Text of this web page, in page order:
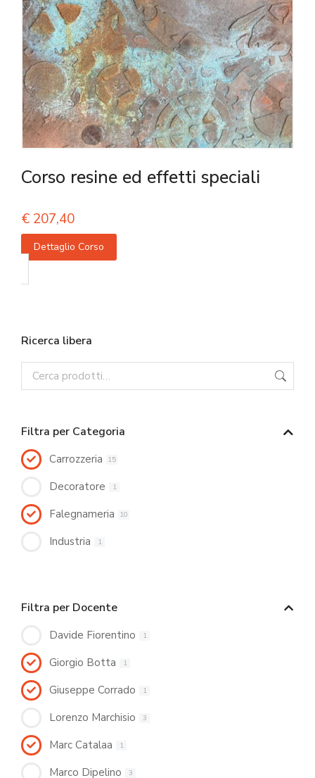
Corso resine ed effetti speciali
€ 207,40
Dettaglio Corso
Ricerca libera
Filtra per Categoria
Carrozzeria 15
Decoratore 1
Falegnameria 10
Industria 1
Filtra per Docente
Davide Fiorentino 1
Giorgio Botta 1
Giuseppe Corrado 1
Lorenzo Marchisio 3
Marc Catalaa 1
Marco Dipelino 3